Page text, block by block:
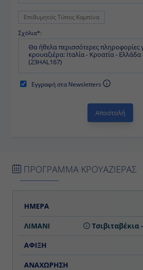
Σχόλια*:
Εγγραφή στα Newsletters
ΠΡΟΓΡΑΜΜΑ ΚΡΟΥΑΖΙΕΡΑΣ
ΗΜΕΡΑ
Τσιβιταβέκια